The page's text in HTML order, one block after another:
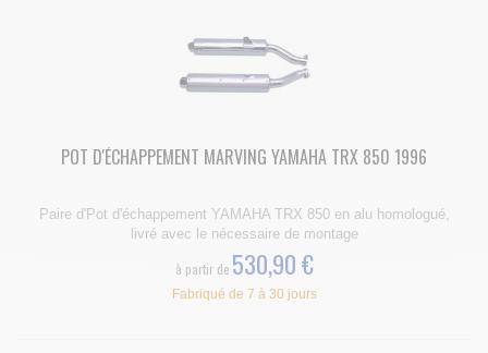
POT D'ÉCHAPPEMENT MARVING YAMAHA TRX 850 1996
Paire d'Pot d'échappement YAMAHA TRX 850 en alu homologué,
livré avec le nécessaire de montage
à partir de 530,90 €
Fabriqué de 7 à 30 jours